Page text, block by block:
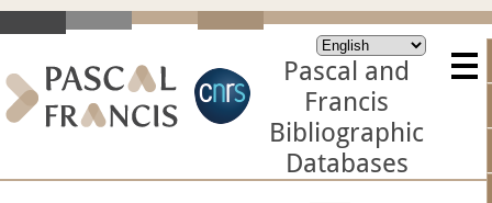
Pascal and
Francis
Bibliographic
Databases